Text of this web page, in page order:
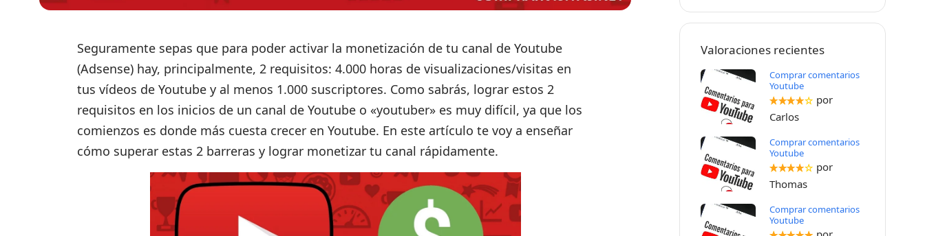
Seguramente sepas que para poder activar la monetización de tu canal de Youtube
(Adsense) hay, principalmente, 2 requisitos:4.000 horas de visualizaciones/visitas en
tus vídeos de Youtube y al menos 1.000 suscriptores. Como sabrás, lograr estos 2
requisitos en los inicios de un canal de Youtube o «youtuber» es muy difícil, ya que los
comienzos es donde más cuesta crecer en Youtube. En este artículo te voy a enseñar
cómo superar estas 2 barreras y lograr monetizar tu canal rápidamente.
Valoraciones recientes
Comprar comentarios
Youtube
por
Carlos
Comprar comentarios
Youtube
por
Thomas
Comprar comentarios
Youtube